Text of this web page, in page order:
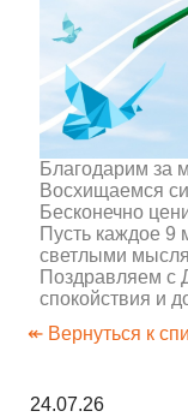
Благодарим за
Восхищаемся
Бесконечно
Пусть каждое 9
светлыми
Поздравляем с
спокойствия и
↞ Вернуться к
24.07.26